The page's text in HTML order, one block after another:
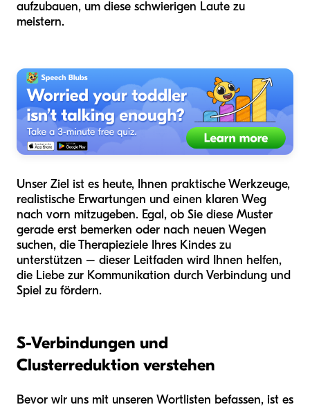
aufzubauen, um diese schwierigen Laute zu
meistern.
Unser Ziel ist es heute, Ihnen praktische Werkzeuge,
realistische Erwartungen und einen klaren Weg
nach vorn mitzugeben. Egal, ob Sie diese Muster
gerade erst bemerken oder nach neuen Wegen
suchen, die Therapieziele Ihres Kindes zu
unterstützen – dieser Leitfaden wird Ihnen helfen,
die Liebe zur Kommunikation durch Verbindung und
Spiel zu fördern.
S-Verbindungen und
Clusterreduktion verstehen
Bevor wir uns mit unseren Wortlisten befassen, ist es